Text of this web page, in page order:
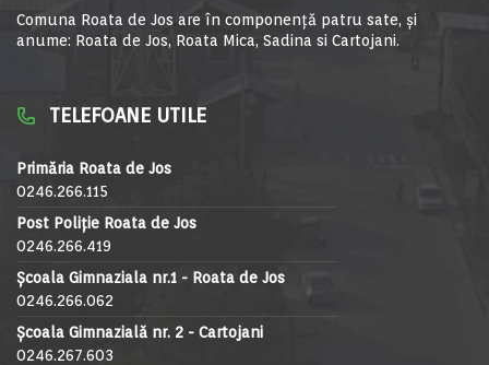
Comuna Roata de Jos are în componență patru sate, și
anume: Roata de Jos, Roata Mica, Sadina si Cartojani.
TELEFOANE UTILE
Primăria Roata de Jos
0246.266.115
Post Poliție Roata de Jos
0246.266.419
Școala Gimnaziala nr.1 - Roata de Jos
0246.266.062
Școala Gimnazială nr. 2 - Cartojani
0246.267.603